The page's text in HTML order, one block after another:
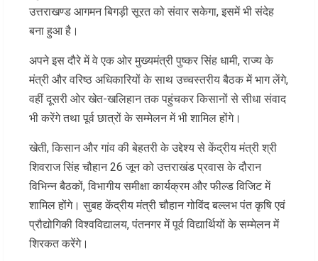
उत्तराखण्ड आगमन बिगड़ी सूरत को संवार सकेगा, इसमें भी संदेह
बना हुआ है।
अपने इस दौरे में वे एक ओर मुख्यमंत्री पुष्कर सिंह धामी, राज्य के
मंत्री और वरिष्ठ अधिकारियों के साथ उच्चस्तरीय बैठक में भाग लेंगे,
वहीं दूसरी ओर खेत-खलिहान तक पहुंचकर किसानों से सीधा संवाद
भी करेंगे तथा पूर्व छात्रों के सम्मेलन में भी शामिल होंगे।
खेती, किसान और गांव की बेहतरी के उद्देश्य से केंद्रीय मंत्री श्री
शिवराज सिंह चौहान 26 जून को उत्तराखंड प्रवास के दौरान
विभिन्न बैठकों, विभागीय समीक्षा कार्यक्रम और फील्ड विजिट में
शामिल होंगे। सुबह केंद्रीय मंत्री चौहान गोविंद बल्लभ पंत कृषि एवं
प्रौद्योगिकी विश्वविद्यालय, पंतनगर में पूर्व विद्यार्थियों के सम्मेलन में
शिरकत करेंगे।